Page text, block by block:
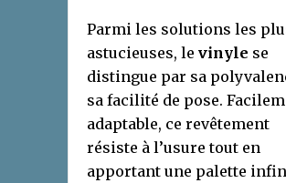
Parmi les solutions les
astucieuses, le vinyle se
distingue par sa
sa facilité de pose.
adaptable, ce revêtement
résiste à l’usure tout en
apportant une palette